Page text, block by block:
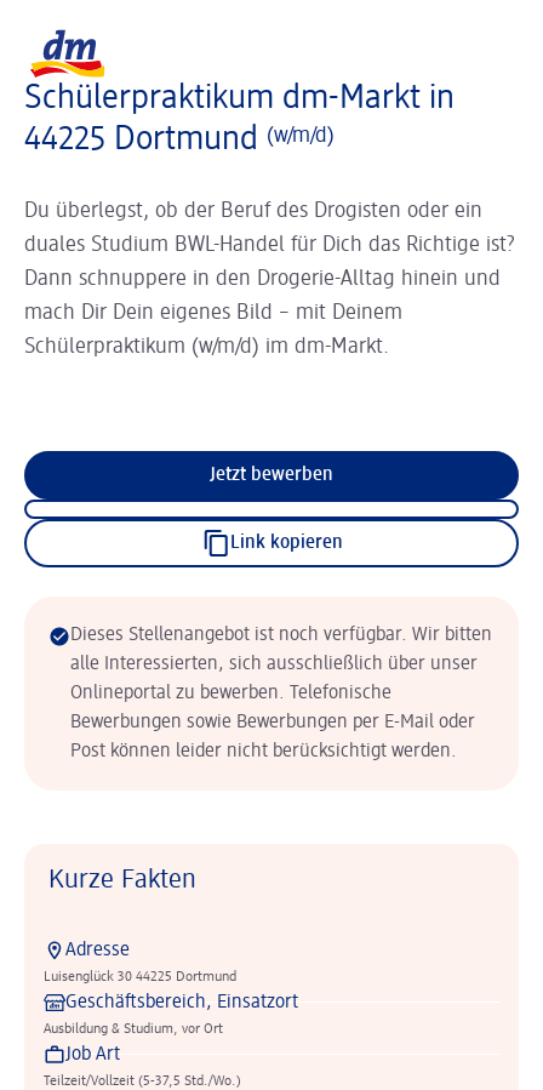
Schülerpraktikum dm-Markt in
44225 Dortmund (w/m/d)
Du überlegst, ob der Beruf des Drogisten oder ein
duales Studium BWL-Handel für Dich das Richtige ist?
Dann schnuppere in den Drogerie-Alltag hinein und
mach Dir Dein eigenes Bild – mit Deinem
Schülerpraktikum (w/m/d) im dm-Markt.
Jetzt bewerben
Link kopieren
Dieses Stellenangebot ist noch verfügbar. Wir bitten
alle Interessierten, sich ausschließlich über unser
Onlineportal zu bewerben. Telefonische
Bewerbungen sowie Bewerbungen per E-Mail oder
Post können leider nicht berücksichtigt werden.
Kurze Fakten
Adresse
Luisenglück 30 44225 Dortmund
Geschäftsbereich, Einsatzort
Ausbildung & Studium, vor Ort
Job Art
Teilzeit/Vollzeit (5-37,5 Std./Wo.)